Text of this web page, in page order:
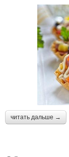
читать дальше →